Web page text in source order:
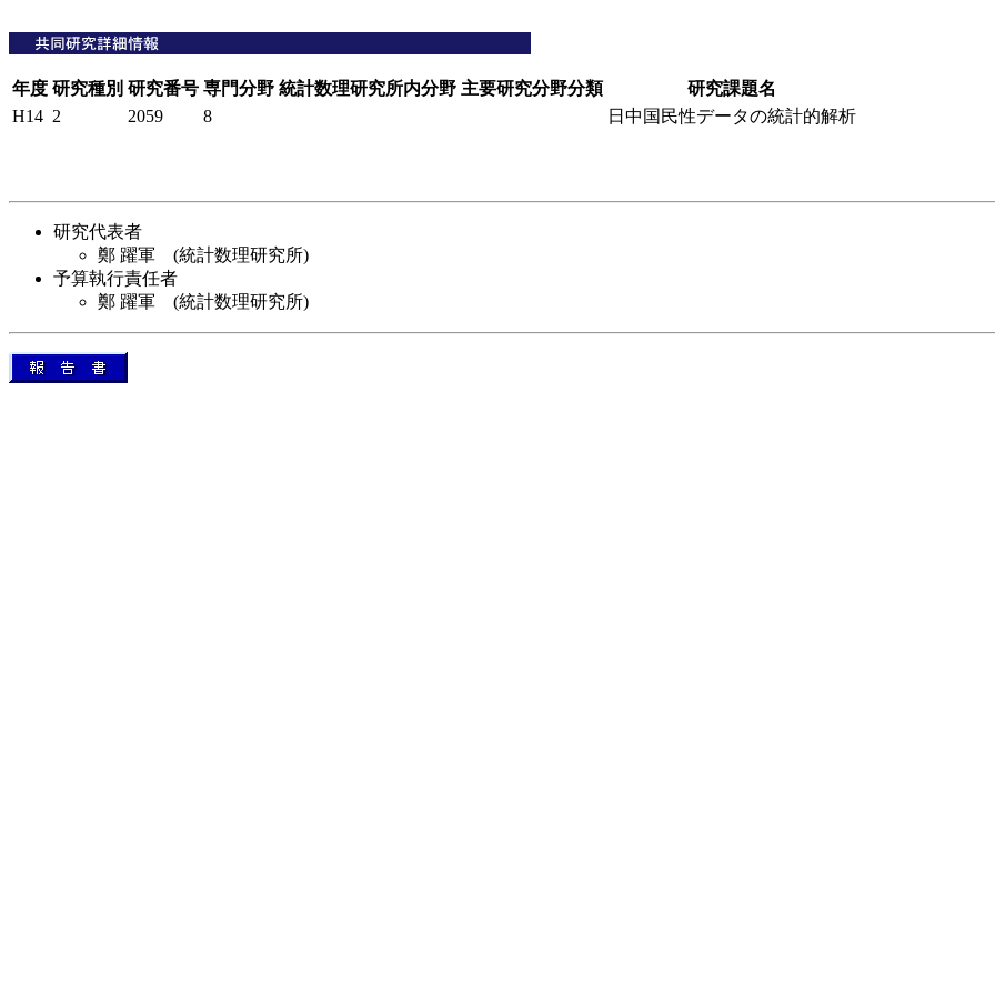
年度 研究種別 研究番号 専門分野 統計数理研究所内分野 主要研究分野分類
研究課題名
H14 2 2059 8 日中国民性データの統計的解析
研究代表者
鄭 躍軍 (統計数理研究所)
予算執行責任者
鄭 躍軍 (統計数理研究所)